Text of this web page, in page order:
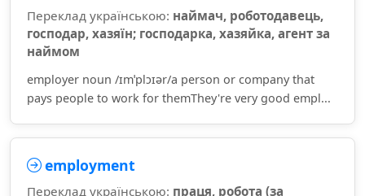
Переклад українською: наймач, роботодавець,
господар, хазяїн; господарка, хазяйка, агент за
наймом
employer noun /ɪmˈplɔɪər/a person or company that
pays people to work for themThey're very good empl...
employment
Переклад українською: праця, робота (за